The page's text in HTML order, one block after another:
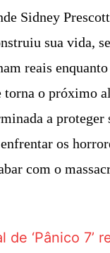
Sidney
sua vida,
reais
torna o próximo
a
os
com o
de ‘Pânico 7’